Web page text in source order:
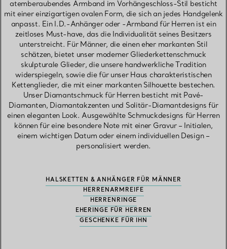
atemberaubendes Armband im Vorhängeschloss-Stil besticht
mit einer einzigartigen ovalen Form, die sich an jedes Handgelenk
anpasst. Ein I.D.-Anhänger oder -Armband für Herren ist ein
zeitloses Must-have, das die Individualität seines Besitzers
unterstreicht. Für Männer, die einen eher markanten Stil
schätzen, bietet unser moderner Gliederkettenschmuck
skulpturale Glieder, die unsere handwerkliche Tradition
widerspiegeln, sowie die für unser Haus charakteristischen
Kettenglieder, die mit einer markanten Silhouette bestechen.
Unser Diamantschmuck für Herren besticht mit Pavé-
Diamanten, Diamantakzenten und Solitär-Diamantdesigns für
einen eleganten Look. Ausgewählte Schmuckdesigns für Herren
können für eine besondere Note mit einer Gravur – Initialen,
einem wichtigen Datum oder einem individuellen Design –
personalisiert werden.
HALSKETTEN & ANHÄNGER FÜR MÄNNER
HERRENARMREIFE
HERRENRINGE
EHERINGE FÜR HERREN
GESCHENKE FÜR IHN